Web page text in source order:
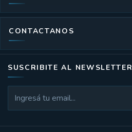
CONTACTANOS
SUSCRIBITE AL NEWSLETTER